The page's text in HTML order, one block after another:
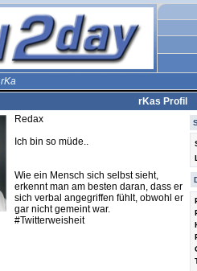
rKa
rKas Profil
Redax
Ich bin so müde..
Wie ein Mensch sich selbst sieht,
erkennt man am besten daran, dass er
sich verbal angegriffen fühlt, obwohl er
gar nicht gemeint war.
#Twitterweisheit